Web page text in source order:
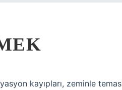
kayıpları, zeminle